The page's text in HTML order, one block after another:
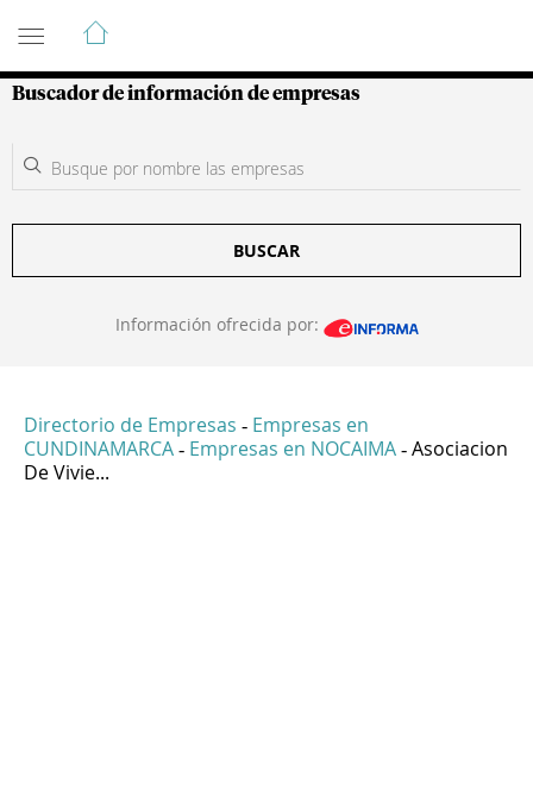
Guía de Empresas Colombianas
Buscador de información de empresas
BUSCAR
Información ofrecida por:
Directorio de Empresas - Empresas en
CUNDINAMARCA - Empresas en NOCAIMA - Asociacion
De Vivie...